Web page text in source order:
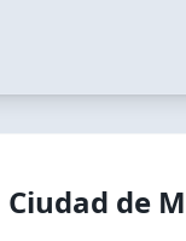
Ciudad de